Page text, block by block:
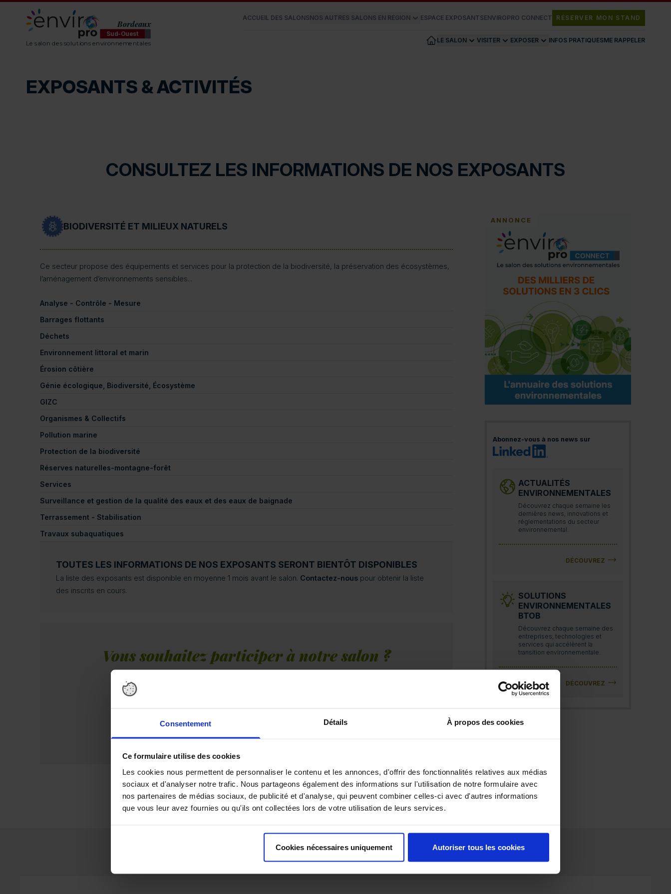
Consentement Détails À propos des cookies
Ce formulaire utilise des cookies
Les cookies nous permettent de personnaliser le contenu et les annonces, d'offrir des fonctionnalités relatives aux médias
sociaux et d'analyser notre trafic. Nous partageons également des informations sur l'utilisation de notre formulaire avec
nos partenaires de médias sociaux, de publicité et d'analyse, qui peuvent combiner celles-ci avec d'autres informations
que vous leur avez fournies ou qu'ils ont collectées lors de votre utilisation de leurs services.
Cookies nécessaires uniquement Autoriser tous les cookies
ENVIROpro Sud-Ouest - Bordeaux
Bordeaux
Sud-Ouest
Le salon des solutions environnementales
ACCUEIL DES SALONSNOS AUTRES SALONS EN RÉGION ESPACE EXPOSANTSENVIROPRO CONNECT RÉSERVER MON STAND
LE SALON VISITER EXPOSER INFOS PRATIQUESME RAPPELER
EXPOSANTS & ACTIVITÉS
CONSULTEZ LES INFORMATIONS DE NOS EXPOSANTS
BIODIVERSITÉ ET MILIEUX NATURELS
Ce secteur propose des équipements et services pour la protection de la biodiversité, la préservation des écosystèmes,
l’aménagement d’environnements sensibles...
Analyse - Contrôle - Mesure
Barrages flottants
Déchets
Environnement littoral et marin
Érosion côtière
Génie écologique, Biodiversité, Écosystème
GIZC
Organismes & Collectifs
Pollution marine
Protection de la biodiversité
Réserves naturelles-montagne-forêt
Services
Surveillance et gestion de la qualité des eaux et des eaux de baignade
Terrassement - Stabilisation
Travaux subaquatiques
TOUTES LES INFORMATIONS DE NOS EXPOSANTS SERONT BIENTÔT DISPONIBLES
La liste des exposants est disponible en moyenne 1 mois avant le salon. Contactez-nous pour obtenir la liste
des inscrits en cours.
Vous souhaitez participer à notre salon ?
EXPOSANTS
ANNONCE
Abonnez-vous à nos news sur
ACTUALITÉS
ENVIRONNEMENTALES
Découvrez chaque semaine les
dernières news, innovations et
réglementations du secteur
environnemental.
DÉCOUVREZ
SOLUTIONS
ENVIRONNEMENTALES
BTOB
Découvrez chaque semaine des
entreprises, technologies et
services qui accélèrent la
transition environnementale.
DÉCOUVREZ